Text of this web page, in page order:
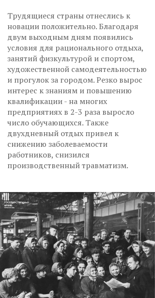
Трудящиеся страны отнеслись к
новации положительно. Благодаря
двум выходным дням появились
условия для рационального отдыха,
занятий физкультурой и спортом,
художественной самодеятельностью
и прогулок за городом. Резко вырос
интерес к знаниям и повышению
квалификации - на многих
предприятиях в 2-3 раза выросло
число обучающихся. Также
двухдневный отдых привел к
снижению заболеваемости
работников, снизился
производственный травматизм.